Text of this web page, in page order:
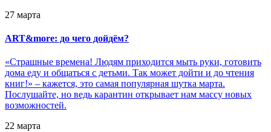
27 марта
ART&more: до чего дойдём?
«Страшные времена! Людям приходится мыть руки, готовить
дома еду и общаться с детьми. Так может дойти и до чтения
книг!» – кажется, это самая популярная шутка марта.
Послушайте, но ведь карантин открывает нам массу новых
возможностей.
22 марта